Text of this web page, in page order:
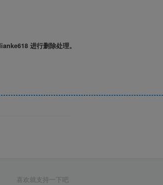
进行删除处理。
喜欢就支持一下吧